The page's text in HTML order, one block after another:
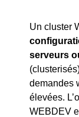
Un cluster
serveurs
demandes
élevées.
WEBDEV